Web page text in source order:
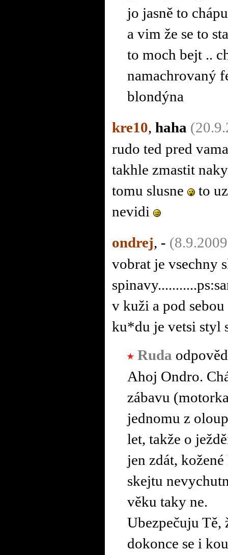
jo jasně to
a vim že se to
to moch bejt ..
namachrovaný
blondýna
kre10, haha
rudo ted pred
takhle zmastit
tomu slusne
to
nevidi
ondrej, -
vobrat je vsechny
v kuži a pod
ku*du je vetsi styl
Ruda
Ahoj Ondro.
zábavu
jednomu z
let, takže o
jen zdát,
skejtu
věku taky ne.
Ubezpečuju Tě,
dokonce se i